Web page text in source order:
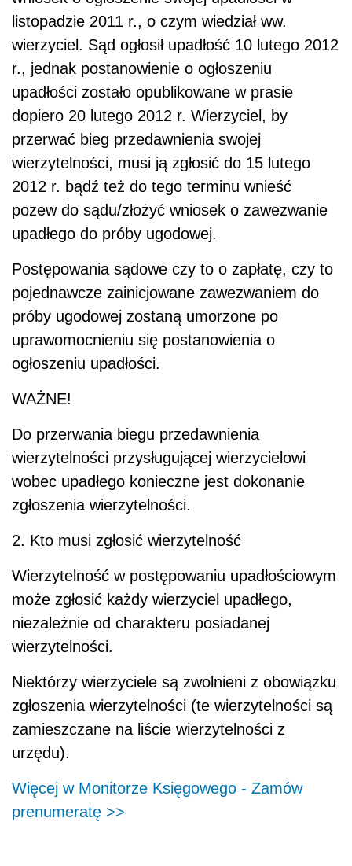
listopadzie 2011 r., o czym wiedział ww.
wierzyciel. Sąd ogłosił upadłość 10 lutego 2012
r., jednak postanowienie o ogłoszeniu
upadłości zostało opublikowane w prasie
dopiero 20 lutego 2012 r. Wierzyciel, by
przerwać bieg przedawnienia swojej
wierzytelności, musi ją zgłosić do 15 lutego
2012 r. bądź też do tego terminu wnieść
pozew do sądu/złożyć wniosek o zawezwanie
upadłego do próby ugodowej.
Postępowania sądowe czy to o zapłatę, czy to
pojednawcze zainicjowane zawezwaniem do
próby ugodowej zostaną umorzone po
uprawomocnieniu się postanowienia o
ogłoszeniu upadłości.
WAŻNE!
Do przerwania biegu przedawnienia
wierzytelności przysługującej wierzycielowi
wobec upadłego konieczne jest dokonanie
zgłoszenia wierzytelności.
2. Kto musi zgłosić wierzytelność
Wierzytelność w postępowaniu upadłościowym
może zgłosić każdy wierzyciel upadłego,
niezależnie od charakteru posiadanej
wierzytelności.
Niektórzy wierzyciele są zwolnieni z obowiązku
zgłoszenia wierzytelności (te wierzytelności są
zamieszczane na liście wierzytelności z
urzędu).
Więcej w Monitorze Księgowego - Zamów
prenumeratę >>